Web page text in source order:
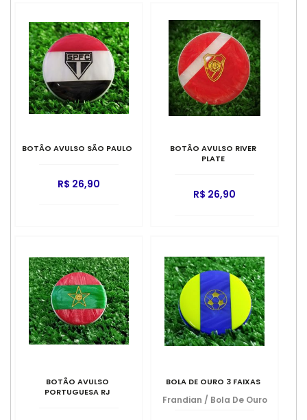
BOTÃO AVULSO SÃO PAULO
R$ 26,90
BOTÃO AVULSO RIVER
PLATE
R$ 26,90
BOTÃO AVULSO
PORTUGUESA RJ
BOLA DE OURO 3 FAIXAS
Frandian / Bola De Ouro